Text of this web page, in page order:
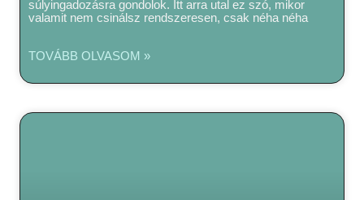
súlyingadozásra gondolok. Itt arra utal ez szó, mikor
valamit nem csinálsz rendszeresen, csak néha néha
TOVÁBB OLVASOM »